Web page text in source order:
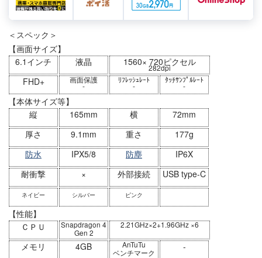
＜スペック＞
【画面サイズ】
6.1インチ
液晶 1560× 720ピクセル
282dpi
FHD+ 画面保護
-
ﾘﾌﾚｯｼｭﾚｰﾄ
-
ﾀｯﾁｻﾝﾌﾟﾙﾚｰﾄ
-
【本体サイズ等】
縦
165mm 横
72mm
厚さ
9.1mm 重さ
177g
防水
IPX5/8 防塵
IP6X
耐衝撃
× 外部接続 USB type-C
ネイビー シルバー ピンク
【性能】
ＣＰＵ
Snapdragon 4
Gen 2
2.21GHz×2+1.96GHz ×6
メモリ 4GB
AnTuTu
ベンチマーク
-